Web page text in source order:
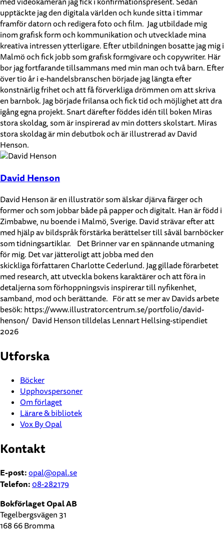
upptäckte jag den digitala världen och kunde sitta i timmar
framför datorn och redigera foto och film. Jag utbildade mig
inom grafisk form och kommunikation och utvecklade mina
kreativa intressen ytterligare. Efter utbildningen bosatte jag mig i
Malmö och fick jobb som grafisk formgivare och copywriter. Här
bor jag fortfarande tillsammans med min man och två barn. Efter
över tio år i e-handelsbranschen började jag längta efter
konstnärlig frihet och att få förverkliga drömmen om att skriva
en barnbok. Jag började frilansa och fick tid och möjlighet att dra
igång egna projekt. Snart därefter föddes idén till boken Miras
stora skoldag, som är inspirerad av min dotters skolstart. Miras
stora skoldag är min debutbok och är illustrerad av David
Henson.
David Henson
David Henson är en illustratör som älskar djärva färger och
former och som jobbar både på papper och digitalt. Han är född i
Zimbabwe, nu boende i Malmö, Sverige. David strävar efter att
med hjälp av bildspråk förstärka berättelser till såväl barnböcker
som tidningsartiklar. Det Brinner var en spännande utmaning
för mig. Det var jätteroligt att jobba med den
skickliga författaren Charlotte Cederlund. Jag gillade förarbetet
med research, att utveckla bokens karaktärer och att föra in
detaljerna som förhoppningsvis inspirerar till nyfikenhet,
samband, mod och berättande. För att se mer av Davids arbete
besök: https://www.illustratorcentrum.se/portfolio/david-
henson/ David Henson tilldelas Lennart Hellsing-stipendiet
2026
Utforska
Böcker
Upphovspersoner
Om förlaget
Lärare & bibliotek
Vox By Opal
Kontakt
E-post:opal@opal.se
Telefon:08-282179
Bokförlaget Opal AB
Tegelbergsvägen 31
168 66 Bromma